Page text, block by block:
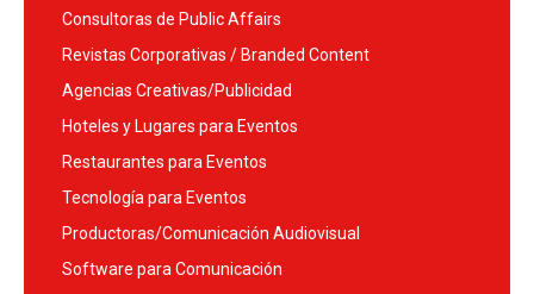
Consultoras de Public Affairs
Revistas Corporativas / Branded Content
Agencias Creativas/Publicidad
Hoteles y Lugares para Eventos
Restaurantes para Eventos
Tecnología para Eventos
Productoras/Comunicación Audiovisual
Software para Comunicación